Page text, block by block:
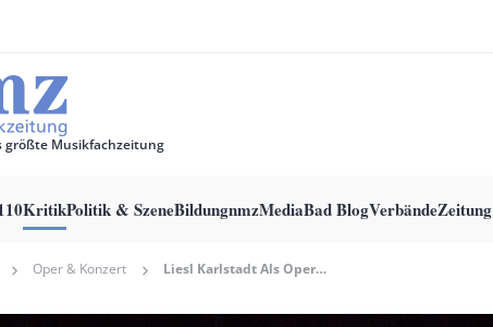
größte Musikfachzeitung
KritikPolitik & SzeneBildungnmzMediaBad BlogVerbändeZeitung
Oper & Konzert Liesl Karlstadt Als Opernfigur Und Belcanto Total Bei Den Tiroler Winter-Festspielen Erl